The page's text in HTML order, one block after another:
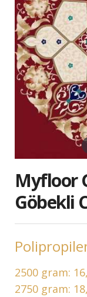
Myfloor
Göbekli
2500 gram:
2750 gram: